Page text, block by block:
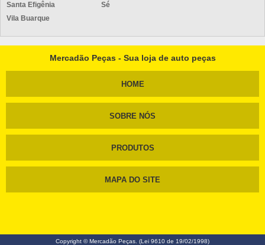
Santa Efigênia
Sé
Vila Buarque
Mercadão Peças - Sua loja de auto peças
HOME
SOBRE NÓS
PRODUTOS
MAPA DO SITE
Copyright © Mercadão Peças. (Lei 9610 de 19/02/1998)